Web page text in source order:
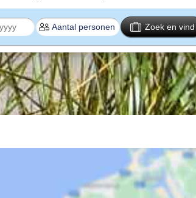
Zoek en vind